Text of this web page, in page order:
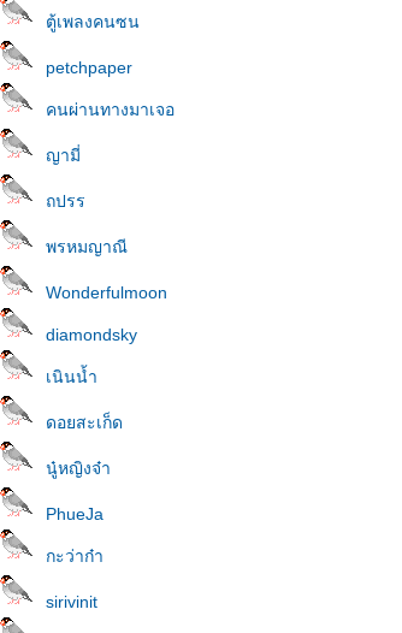
ตู้เพลงคนซน
petchpaper
คนผ่านทางมาเจอ
ญามี่
ถปรร
พรหมญาณี
Wonderfulmoon
diamondsky
เนินน้ำ
ดอยสะเก็ด
นู๋หญิงจ๋า
PhueJa
กะว่าก๋า
sirivinit